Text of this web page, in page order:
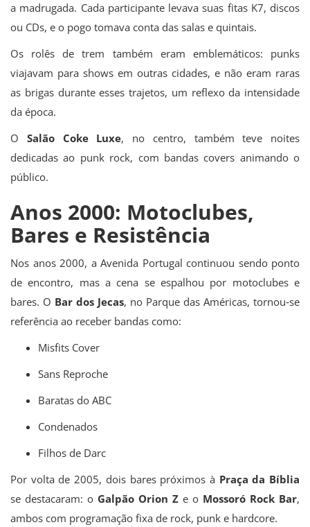
a madrugada. Cada participante levava suas fitas K7, discos
ou CDs, e o pogo tomava conta das salas e quintais.
Os rolês de trem também eram emblemáticos: punks
viajavam para shows em outras cidades, e não eram raras
as brigas durante esses trajetos, um reflexo da intensidade
da época.
O Salão Coke Luxe, no centro, também teve noites
dedicadas ao punk rock, com bandas covers animando o
público.
Anos 2000: Motoclubes,
Bares e Resistência
Nos anos 2000, a Avenida Portugal continuou sendo ponto
de encontro, mas a cena se espalhou por motoclubes e
bares. O Bar dos Jecas, no Parque das Américas, tornou‐se
referência ao receber bandas como:
Misfits Cover
Sans Reproche
Baratas do ABC
Condenados
Filhos de Darc
Por volta de 2005, dois bares próximos à Praça da Bíblia
se destacaram: o Galpão Orion Z e o Mossoró Rock Bar,
ambos com programação fixa de rock, punk e hardcore.